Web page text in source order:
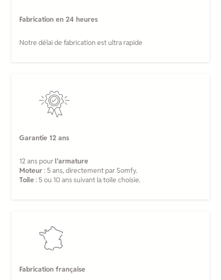
Fabrication en 24 heures
Notre délai de fabrication est ultra rapide
Garantie 12 ans
12 ans pourl’armature
Moteur: 5 ans, directement par Somfy.
Toile: 5 ou 10 ans suivant la toile choisie.
Fabrication française